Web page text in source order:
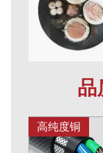
品
高纯度铜